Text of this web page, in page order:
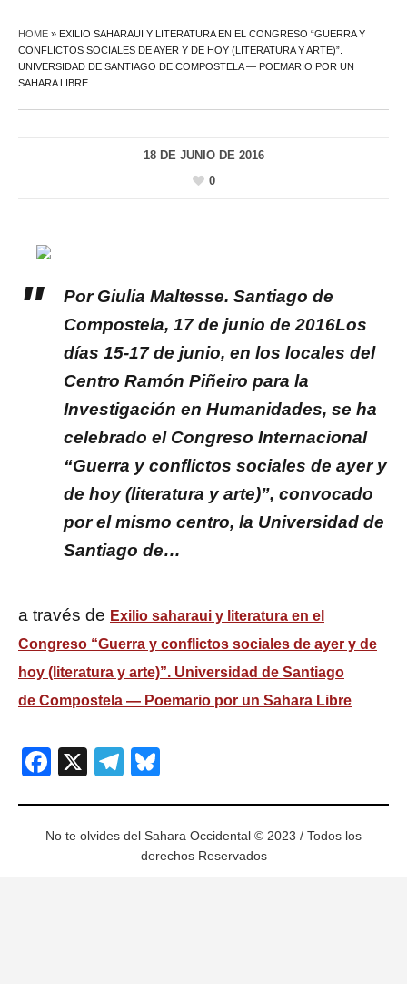
HOME » EXILIO SAHARAUI Y LITERATURA EN EL CONGRESO “GUERRA Y
CONFLICTOS SOCIALES DE AYER Y DE HOY (LITERATURA Y ARTE)”.
UNIVERSIDAD DE SANTIAGO DE COMPOSTELA — POEMARIO POR UN
SAHARA LIBRE
18 DE JUNIO DE 2016
0
Por Giulia Maltesse. Santiago de
Compostela, 17 de junio de 2016Los
días 15-17 de junio, en los locales del
Centro Ramón Piñeiro para la
Investigación en Humanidades, se ha
celebrado el Congreso Internacional
“Guerra y conflictos sociales de ayer y
de hoy (literatura y arte)”, convocado
por el mismo centro, la Universidad de
Santiago de…
a través de Exilio saharaui y literatura en el
Congreso “Guerra y conflictos sociales de ayer y de
hoy (literatura y arte)”. Universidad de Santiago
de Compostela — Poemario por un Sahara Libre
Facebook
X Telegram
No te olvides del Sahara Occidental © 2023 / Todos los
derechos Reservados